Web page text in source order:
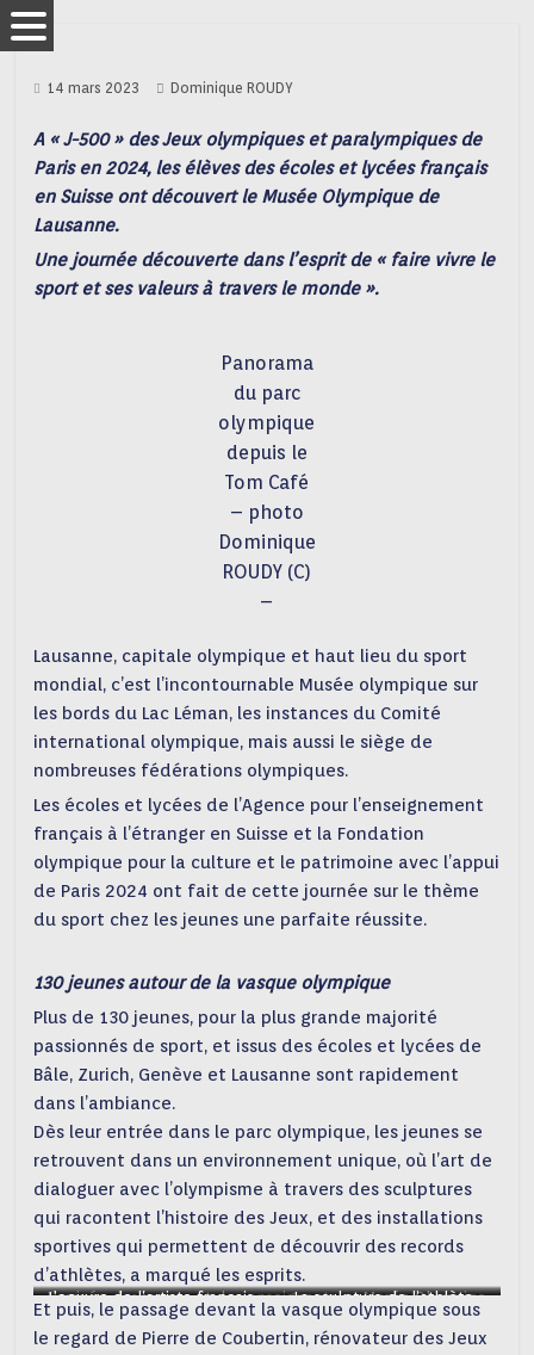
14 mars 2023 Dominique ROUDY
A « J-500 » des Jeux olympiques et paralympiques de
Paris en 2024, les élèves des écoles et lycées français
en Suisse ont découvert le Musée Olympique de
Lausanne.
Une journée découverte dans l’esprit de « faire vivre le
sport et ses valeurs à travers le monde ».
Panorama
du parc
olympique
depuis le
Tom Café
– photo
Dominique
ROUDY (C)
–
Lausanne, capitale olympique et haut lieu du sport
mondial, c’est l’incontournable Musée olympique sur
les bords du Lac Léman, les instances du Comité
international olympique, mais aussi le siège de
nombreuses fédérations olympiques.
Les écoles et lycées de l’Agence pour l’enseignement
français à l’étranger en Suisse et la Fondation
olympique pour la culture et le patrimoine avec l’appui
de Paris 2024 ont fait de cette journée sur le thème
du sport chez les jeunes une parfaite réussite.
130 jeunes autour de la vasque olympique
Plus de 130 jeunes, pour la plus grande majorité
passionnés de sport, et issus des écoles et lycées de
Bâle, Zurich, Genève et Lausanne sont rapidement
dans l’ambiance.
Dès leur entrée dans le parc olympique, les jeunes se
retrouvent dans un environnement unique, où l’art de
dialoguer avec l’olympisme à travers des sculptures
qui racontent l’histoire des Jeux, et des installations
sportives qui permettent de découvrir des records
d’athlètes, a marqué les esprits.
L’arrivée des jeunes et des enseignants au Musée Olympiqe
– photo Dominique ROUDY (C) –
L’oeuvre de l’artiste français
Niki de Saint Phalle – photo
Dominique ROUDY (C) –
La sculpture de l’athlète
champion olympique
tchèque Emil Zatopek –
Et puis, le passage devant la vasque olympique sous
le regard de Pierre de Coubertin, rénovateur des Jeux